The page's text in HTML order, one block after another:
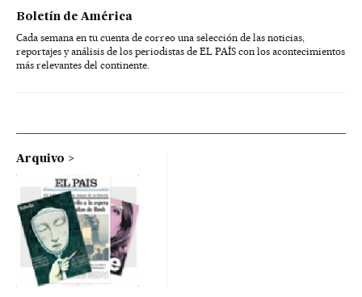
Boletín de América
Cada semana en tu cuenta de correo una selección de las noticias,
reportajes y análisis de los periodistas de EL PAÍS con los acontecimientos
más relevantes del continente.
Arquivo